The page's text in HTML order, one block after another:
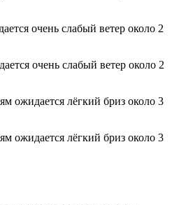
очень слабый ветер около 2
очень слабый ветер около 2
ожидается лёгкий бриз около 3
ожидается лёгкий бриз около 3